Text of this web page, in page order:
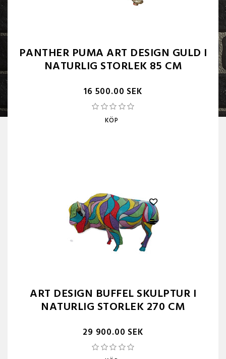
PANTHER PUMA ART DESIGN GULD I
NATURLIG STORLEK 85 CM
16 500.00 SEK
KÖP
ART DESIGN BUFFEL SKULPTUR I
NATURLIG STORLEK 270 CM
29 900.00 SEK